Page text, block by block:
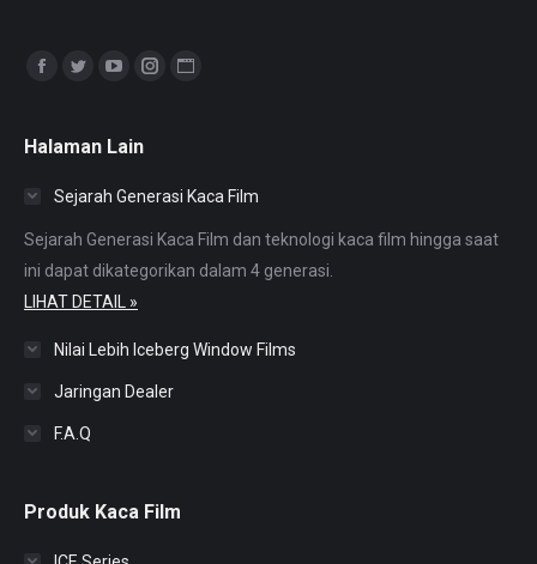
Find us on:
opens
new
window
opens
new
window
opens
new
window
new
window
new
window
Halaman Lain
Sejarah Generasi Kaca Film
Sejarah Generasi Kaca Film dan teknologi kaca film hingga saat
ini dapat dikategorikan dalam 4 generasi.
LIHAT DETAIL »
Nilai Lebih Iceberg Window Films
Jaringan Dealer
F.A.Q
Produk Kaca Film